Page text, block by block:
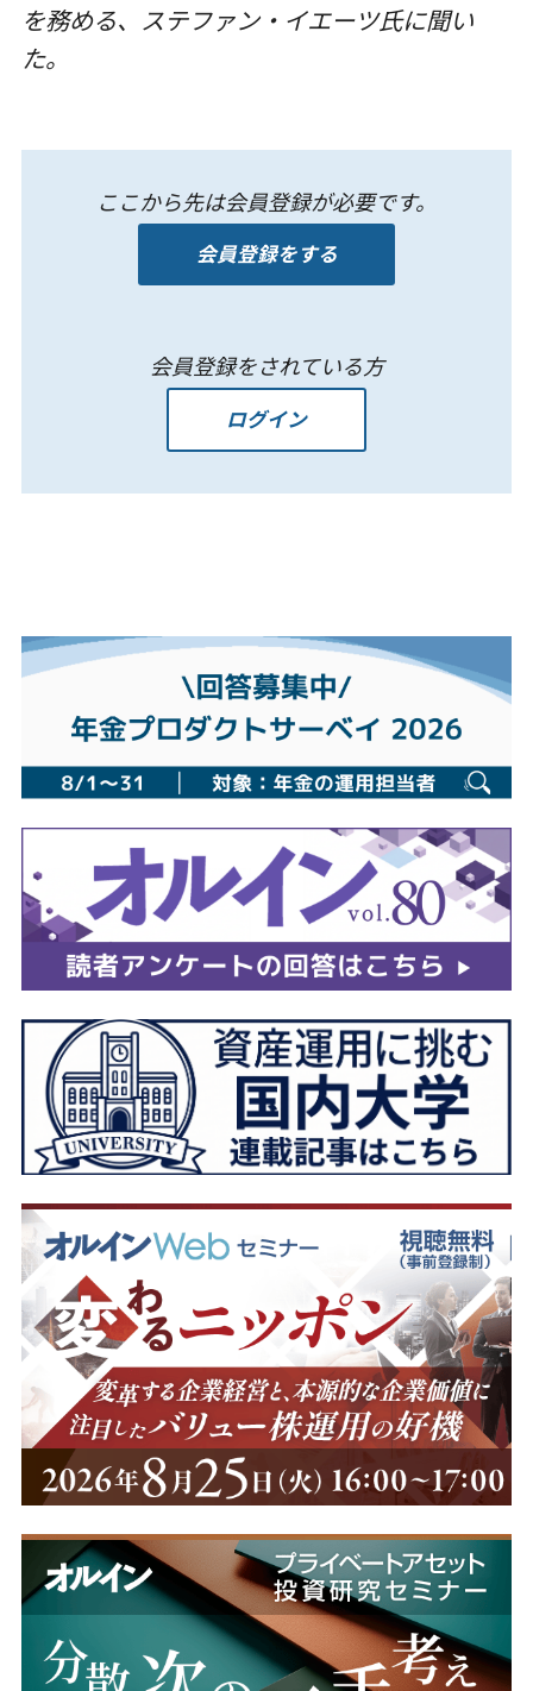
を務める、ステファン・イエーツ氏に聞い
た。
ここから先は会員登録が必要です。
会員登録をする
会員登録をされている方
ログイン